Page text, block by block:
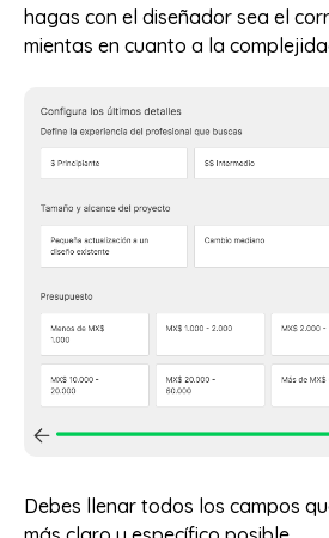
hagas con el diseñador sea el
mientas en cuanto a la
Debes llenar todos los campos